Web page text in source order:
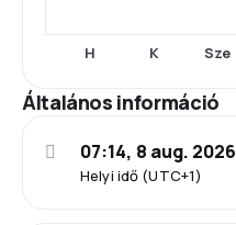
H K Sze
Általános információ
Helyi idő (UTC+1)
07:14, 8 aug. 2026